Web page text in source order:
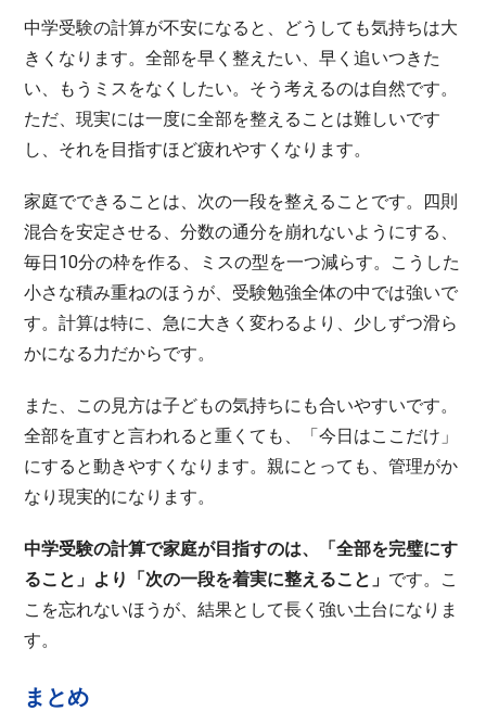
中学受験の計算が不安になると、どうしても気持ちは大
きくなります。全部を早く整えたい、早く追いつきた
い、もうミスをなくしたい。そう考えるのは自然です。
ただ、現実には一度に全部を整えることは難しいです
し、それを目指すほど疲れやすくなります。
家庭でできることは、次の一段を整えることです。四則
混合を安定させる、分数の通分を崩れないようにする、
毎日10分の枠を作る、ミスの型を一つ減らす。こうした
小さな積み重ねのほうが、受験勉強全体の中では強いで
す。計算は特に、急に大きく変わるより、少しずつ滑ら
かになる力だからです。
また、この見方は子どもの気持ちにも合いやすいです。
全部を直すと言われると重くても、「今日はここだけ」
にすると動きやすくなります。親にとっても、管理がか
なり現実的になります。
中学受験の計算で家庭が目指すのは、「全部を完璧にす
ること」より「次の一段を着実に整えること」 です。こ
こを忘れないほうが、結果として長く強い土台になりま
す。
まとめ